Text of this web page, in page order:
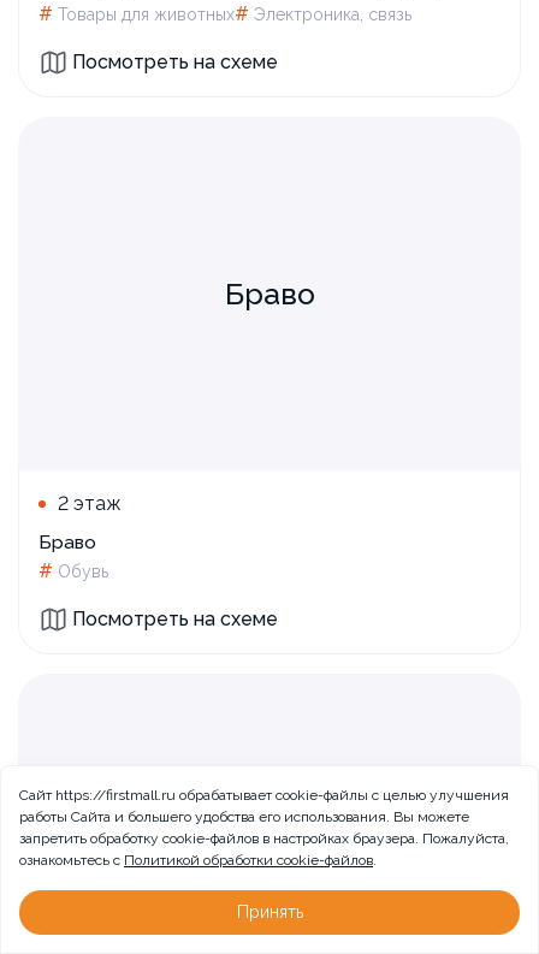
# Товары для животных# Электроника, связь
Посмотреть на схеме
Браво
2 этаж
Браво
# Обувь
Посмотреть на схеме
Сайт https://firstmall.ru обрабатывает cookie-файлы с целью улучшения
работы Сайта и большего удобства его использования. Вы можете
запретить обработку сookie-файлов в настройках браузера. Пожалуйста,
ознакомьтесь с Политикой обработки cookie-файлов.
Принять